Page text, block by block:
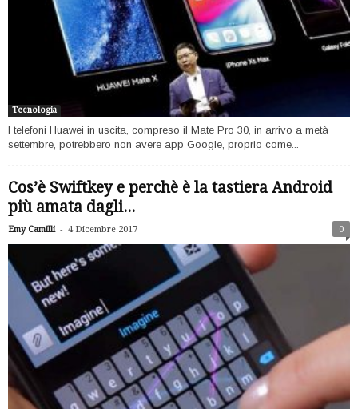
Tecnologia
I telefoni Huawei in uscita, compreso il Mate Pro 30, in arrivo a metà
settembre, potrebbero non avere app Google, proprio come...
Cos’è Swiftkey e perchè è la tastiera Android
più amata dagli...
Emy Camilli - 4 Dicembre 2017 0